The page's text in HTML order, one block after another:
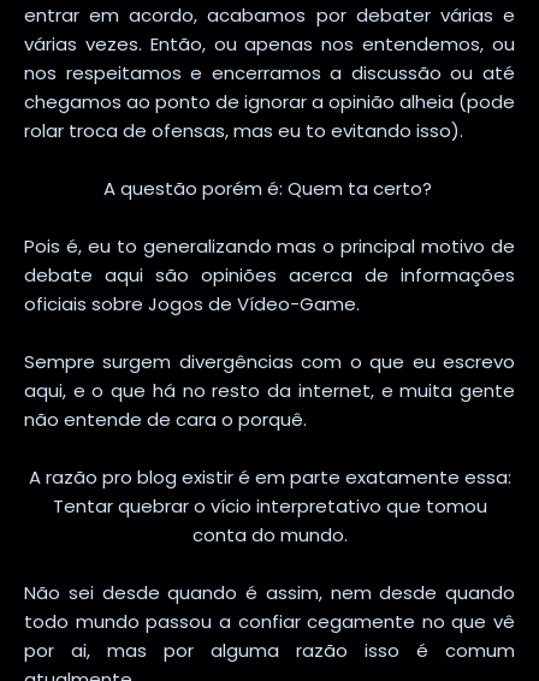
entrar em acordo, acabamos por debater várias e
várias vezes. Então, ou apenas nos entendemos, ou
nos respeitamos e encerramos a discussão ou até
chegamos ao ponto de ignorar a opinião alheia (pode
rolar troca de ofensas, mas eu to evitando isso).
A questão porém é: Quem ta certo?
Pois é, eu to generalizando mas o principal motivo de
debate aqui são opiniões acerca de informações
oficiais sobre Jogos de Vídeo-Game.
Sempre surgem divergências com o que eu escrevo
aqui, e o que há no resto da internet, e muita gente
não entende de cara o porquê.
A razão pro blog existir é em parte exatamente essa:
Tentar quebrar o vício interpretativo que tomou
conta do mundo.
Não sei desde quando é assim, nem desde quando
todo mundo passou a confiar cegamente no que vê
por ai, mas por alguma razão isso é comum